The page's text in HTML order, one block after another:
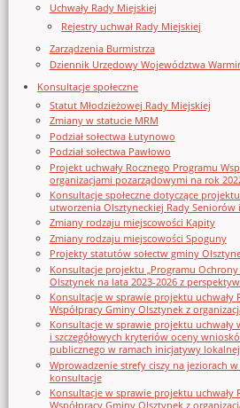
Uchwały Rady Miejskiej
Rejestry uchwał Rady Miejskiej
Zarządzenia Burmistrza
Dziennik Urzędowy Województwa
Konsultacje społeczne
Statut Młodzieżowej Rady Miejskiej
Zmiany w statucie MRM
Podział sołectwa Łutynowo
Podział sołectwa Pawłowo
Projekt uchwały Rocznego Programu
organizacjami pozarządowymi na rok
Konsultacje społeczne dotyczące
utworzenia Olsztyneckiej Rady
Zmiany rodzaju miejscowości Kąpity
Zmiany rodzaju miejscowości Spoguny
Projekty statutów sołectw gminy
Konsultacje projektu „Programu
Olsztynek na lata 2023-2026 z
Konsultacje w sprawie projektu uchwały
Współpracy Gminy Olsztynek z
Konsultacje w sprawie projektu uchwały
i szczegółowych kryteriów oceny
publicznego w ramach inicjatywy lokalnej
Wprowadzenie strefy ciszy na jeziorach
konsultacje
Konsultacje w sprawie projektu uchwały
Współpracy Gminy Olsztynek z